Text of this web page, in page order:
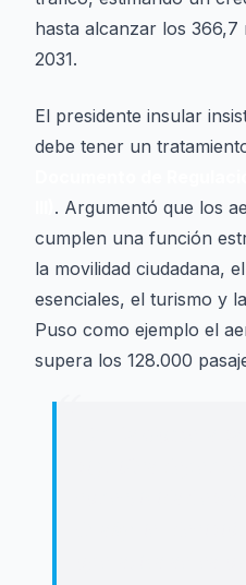
hasta alcanzar los 366,7
2031.
El presidente insular
debe tener un
. Argumentó que los
cumplen una función
la movilidad ciudadana,
esenciales, el turismo y
Puso como ejemplo el
supera los 128.000
“